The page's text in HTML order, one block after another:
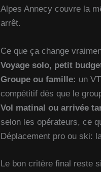
Alpes Annecy couvre la
arrêt.
Ce que ça change
Voyage solo, petit
Groupe ou famille: un
compétitif dès que le
Vol matinal ou arrivée
selon les opérateurs, ce
Déplacement pro ou ski:
Le bon critère final reste